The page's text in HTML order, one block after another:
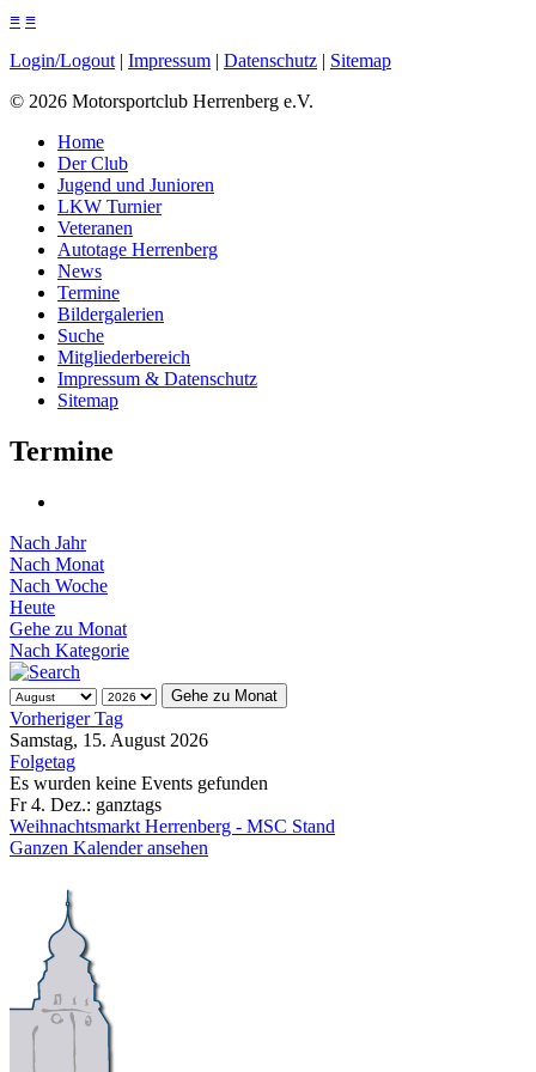
≡ ≡
Login/Logout | Impressum | Datenschutz | Sitemap
© 2026 Motorsportclub Herrenberg e.V.
Home
Der Club
Jugend und Junioren
LKW Turnier
Veteranen
Autotage Herrenberg
News
Termine
Bildergalerien
Suche
Mitgliederbereich
Impressum & Datenschutz
Sitemap
Termine
Nach Jahr
Nach Monat
Nach Woche
Heute
Gehe zu Monat
Nach Kategorie
Gehe zu Monat
Vorheriger Tag
Samstag, 15. August 2026
Folgetag
Es wurden keine Events gefunden
Fr 4. Dez.: ganztags
Weihnachtsmarkt Herrenberg - MSC Stand
Ganzen Kalender ansehen